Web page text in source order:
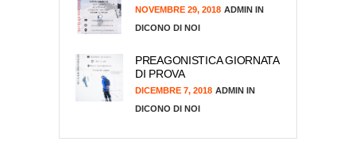
NOVEMBRE 29, 2018 ADMIN
DICONO DI NOI
PREAGONISTICA GIORNATA
DI PROVA
DICEMBRE 7, 2018 ADMIN
DICONO DI NOI